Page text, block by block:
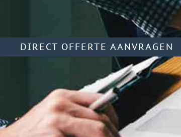
DIRECT OFFERTE AANVRAGEN